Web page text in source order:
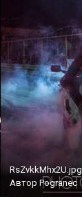
RsZvkkMhx2U.jpg
Автор Pogranec